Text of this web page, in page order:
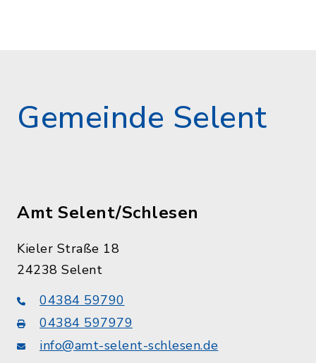
Gemeinde Selent
Amt Selent/Schlesen
Kieler Straße 18
24238 Selent
04384 59790
04384 597979
info@amt-selent-schlesen.de